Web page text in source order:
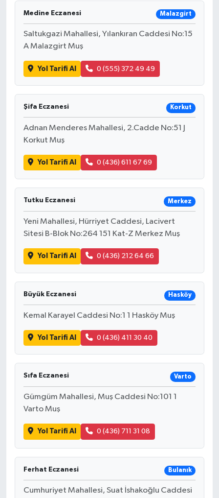
Medine Eczanesi Malazgirt
Saltukgazi Mahallesi, Yılankıran Caddesi No:15
A Malazgirt Muş
Yol Tarifi Al 0 (555) 372 49 49
Şifa Eczanesi Korkut
Adnan Menderes Mahallesi, 2.Cadde No:51 J
Korkut Muş
Yol Tarifi Al 0 (436) 611 67 69
Tutku Eczanesi Merkez
Yeni Mahallesi, Hürriyet Caddesi, Lacivert
Sitesi B-Blok No:264 151 Kat-Z Merkez Muş
Yol Tarifi Al 0 (436) 212 64 66
Büyük Eczanesi Hasköy
Kemal Karayel Caddesi No:1 1 Hasköy Muş
Yol Tarifi Al 0 (436) 411 30 40
Sıfa Eczanesi Varto
Gümgüm Mahallesi, Muş Caddesi No:101 1
Varto Muş
Yol Tarifi Al 0 (436) 711 31 08
Ferhat Eczanesi Bulanık
Cumhuriyet Mahallesi, Suat İshakoğlu Caddesi